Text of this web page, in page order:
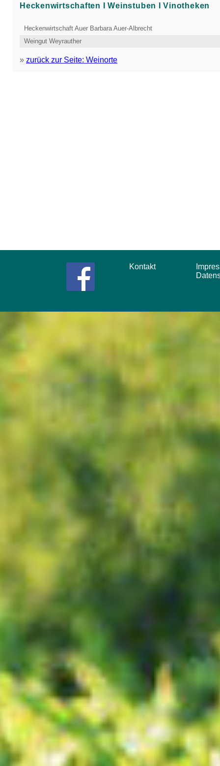
Heckenwirtschaften Ι Weinstuben Ι Vinotheken
Heckenwirtschaft Auer Barbara Auer-Albrecht
Weingut Weyrauther
» zurück zur Seite: Weinorte
Kontakt